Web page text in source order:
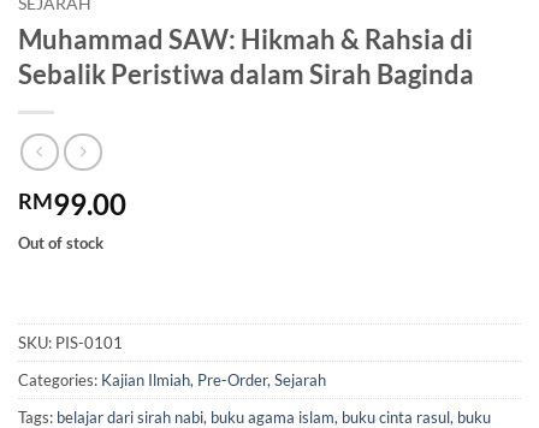
Muhammad SAW: Hikmah & Rahsia di
Sebalik Peristiwa dalam Sirah Baginda
RM99.00
Out of stock
SKU: PIS-0101
Categories: Kajian Ilmiah, Pre-Order, Sejarah
Tags: belajar dari sirah nabi, buku agama islam, buku cinta rasul, buku